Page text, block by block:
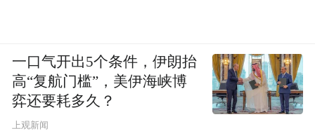
一口气开出5个条件，伊朗抬
高“复航门槛”，美伊海峡博
弈还要耗多久？
上观新闻